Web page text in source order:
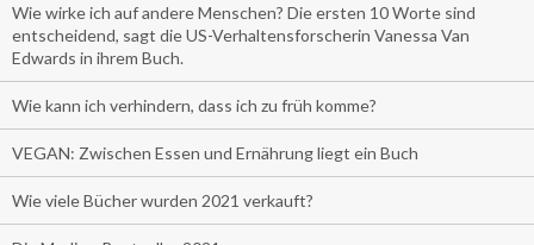
Wie wirke ich auf andere Menschen? Die ersten 10 Worte sind
entscheidend, sagt die US-Verhaltensforscherin Vanessa Van
Edwards in ihrem Buch.
Wie kann ich verhindern, dass ich zu früh komme?
VEGAN: Zwischen Essen und Ernährung liegt ein Buch
Wie viele Bücher wurden 2021 verkauft?